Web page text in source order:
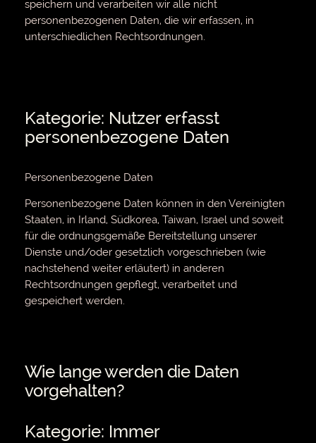
speichern und verarbeiten wir alle nicht
personenbezogenen Daten, die wir erfassen, in
unterschiedlichen Rechtsordnungen.
Kategorie: Nutzer erfasst
personenbezogene Daten
Personenbezogene Daten
Personenbezogene Daten können in den Vereinigten
Staaten, in Irland, Südkorea, Taiwan, Israel und soweit
für die ordnungsgemäße Bereitstellung unserer
Dienste und/oder gesetzlich vorgeschrieben (wie
nachstehend weiter erläutert) in anderen
Rechtsordnungen gepflegt, verarbeitet und
gespeichert werden.
Wie lange werden die Daten
vorgehalten?
Kategorie: Immer